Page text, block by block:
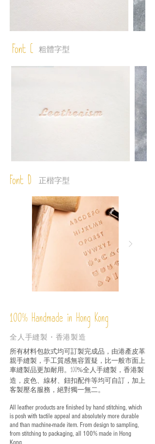
Font C 粗體字型
Font D 正楷字型
100% Handmade in Hong Kong
全人手縫製・香港製造
所有材料包款式均可訂製完成品，由港產皮革
親手縫製，手工質感無容置疑，比一般市面上
車縫製品更加耐用。 100%全人手縫製，香港製
造，皮色、線材、鈕扣配件等均可自訂，加上
客製壓名服務，絕對獨一無二。
All leather products are finished by hand stitching, which
is posh with tactile appeal and absolutely more durable
and than machine-made item. From design to sampling,
from stitching to packaging, all 100% made in Hong